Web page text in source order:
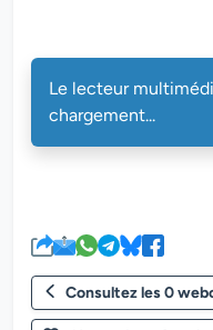
Le lecteur
Le lecteur
chargement...
Consultez les 0